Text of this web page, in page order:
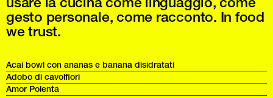
gesto personale, come racconto. In food
we trust.
Acai bowl con ananas e banana disidratati
Adobo di cavolfiori
Amor Polenta